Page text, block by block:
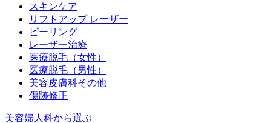
スキンケア
リフトアップ レーザー
ピーリング
レーザー治療
医療脱毛（女性）
医療脱毛（男性）
美容皮膚科その他
傷跡修正
美容婦人科から選ぶ